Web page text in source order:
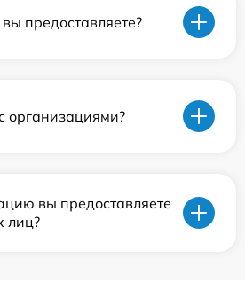
предоставляете?
организациями?
вы предоставляете
лиц?